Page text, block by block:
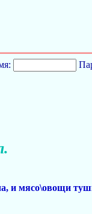
и мясо\овощи